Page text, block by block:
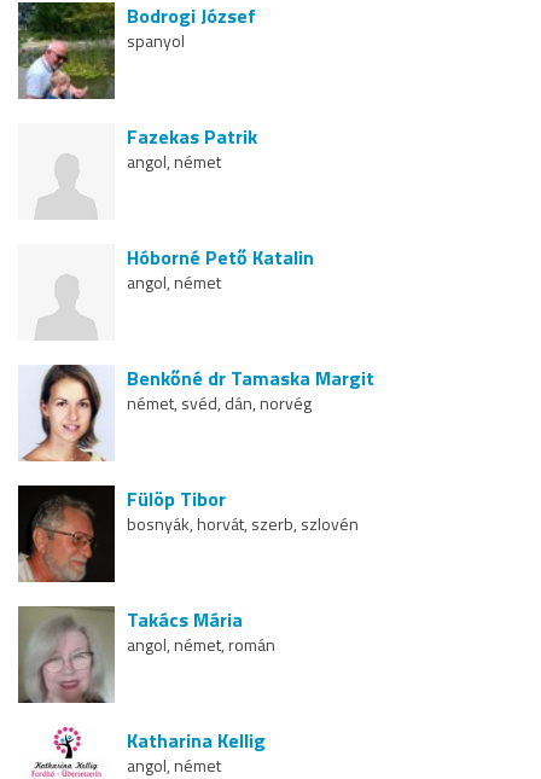
Bodrogi József
spanyol
Fazekas Patrik
angol, német
Hóborné Pető Katalin
angol, német
Benkőné dr Tamaska Margit
német, svéd, dán, norvég
Fülöp Tibor
bosnyák, horvát, szerb, szlovén
Takács Mária
angol, német, román
Katharina Kellig
angol, német